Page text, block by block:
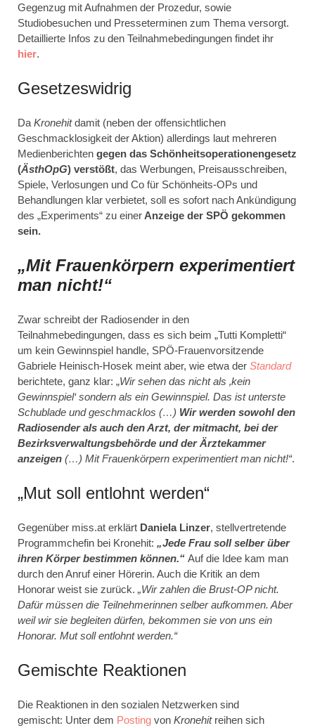
Gegenzug mit Aufnahmen der Prozedur, sowie
Studiobesuchen und Presseterminen zum Thema versorgt.
Detaillierte Infos zu den Teilnahmebedingungen findet ihr
hier.
Gesetzeswidrig
Da Kronehitdamit (neben der offensichtlichen
Geschmacklosigkeit der Aktion) allerdings laut mehreren
Medienberichten gegen das Schönheitsoperationengesetz
(ÄsthOpG) verstößt, das Werbungen, Preisausschreiben,
Spiele, Verlosungen und Co für Schönheits-OPs und
Behandlungen klar verbietet, soll es sofort nach Ankündigung
des „Experiments“ zu einer Anzeige der SPÖ gekommen
sein.
„Mit Frauenkörpern experimentiert
man nicht!“
Zwar schreibt der Radiosender in den
Teilnahmebedingungen, dass es sich beim „Tutti Kompletti“
um kein Gewinnspiel handle, SPÖ-Frauenvorsitzende
Gabriele Heinisch-Hosek meint aber, wie etwa der Standard
berichtete, ganz klar: „Wir sehen das nicht als ‚kein
Gewinnspiel‘ sondern als ein Gewinnspiel. Das ist unterste
Schublade und geschmacklos (…) Wir werden sowohl den
Radiosender als auch den Arzt, der mitmacht, bei der
Bezirksverwaltungsbehörde und der Ärztekammer
anzeigen (…) Mit Frauenkörpern experimentiert man nicht!“.
„Mut soll entlohnt werden“
Gegenüber miss.at erklärt Daniela Linzer, stellvertretende
Programmchefin bei Kronehit: „Jede Frau soll selber über
ihren Körper bestimmen können.“ Auf die Idee kam man
durch den Anruf einer Hörerin. Auch die Kritik an dem
Honorar weist sie zurück. „Wir zahlen die Brust-OP nicht.
Dafür müssen die Teilnehmerinnen selber aufkommen. Aber
weil wir sie begleiten dürfen, bekommen sie von uns ein
Honorar. Mut soll entlohnt werden.“
Gemischte Reaktionen
Die Reaktionen in den sozialen Netzwerken sind
gemischt: Unter dem Posting von Kronehitreihen sich